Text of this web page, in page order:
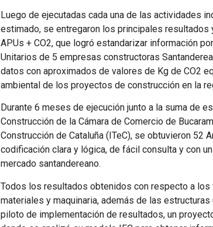
Luego de ejecutadas cada una de las actividades
estimado, se entregaron los principales
APUs + CO2, que logró estandarizar información
Unitarios de 5 empresas constructoras
datos con aproximados de valores de Kg de CO2
ambiental de los proyectos de construcción en la
Durante 6 meses de ejecución junto a la suma de
Construcción de la Cámara de Comercio de
Construcción de Cataluña (ITeC), se obtuvieron 52
codificación clara y lógica, de fácil consulta y con
mercado santandereano.
Todos los resultados obtenidos con respecto a
materiales y maquinaria, además de las
piloto de implementación de resultados, un